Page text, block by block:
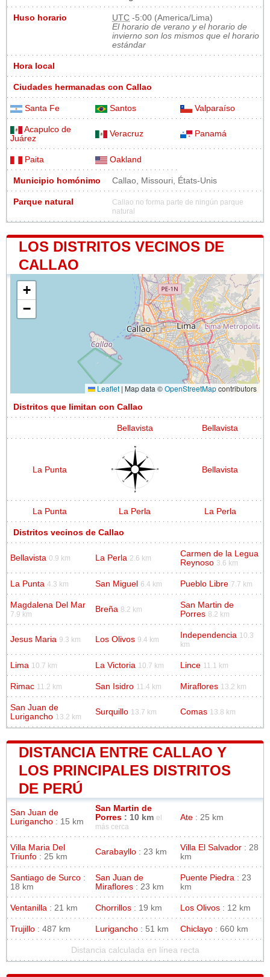
Huso horario UTC -5:00 (America/Lima)
El horario de verano y el horario de
invierno son los mismos que el horario
estándar
Hora local
Ciudades hermanadas con Callao
Santa Fe Santos Valparaíso
Acapulco de
Juárez
Veracruz Panamá
Paita Oakland
Municipio homónimo Callao, Missouri, États-Unis
Parque natural
Callao no forma parte de ningún parque
natural
LOS DISTRITOS VECINOS DE
CALLAO
+
−
Leaflet | Map data ©OpenStreetMapcontributors
Distritos que limitan con Callao
Bellavista Bellavista
La Punta Bellavista
La Punta La Perla La Perla
Distritos vecinos de Callao
Bellavista 0.9 km La Perla 2.6 km
Carmen de la Legua
Reynoso 3.6 km
La Punta 4.3 km San Miguel 6.4 km Pueblo Libre 7.7 km
Magdalena Del Mar
7.9 km
Breña 8.2 km
San Martin de
Porres 8.2 km
Jesus Maria 9.3 km Los Olivos 9.4 km Independencia 10.3
km
Lima 10.7 km La Victoria 10.7 km Lince 11.1 km
Rimac 11.2 km San Isidro 11.4 km Miraflores 13.2 km
San Juan de
Lurigancho 13.2 km
Surquillo 13.7 km Comas 13.8 km
DISTANCIA ENTRE CALLAO Y
LOS PRINCIPALES DISTRITOS
DE PERÚ
San Juan de
Lurigancho : 15 km
San Martin de
Porres : 10 km el
más cerca
Ate : 25 km
Villa Maria Del
Triunfo : 25 km
Carabayllo : 23 km Villa El Salvador : 28
km
Santiago de Surco :
18 km
San Juan de
Miraflores : 23 km
Puente Piedra : 23
km
Ventanilla : 21 km Chorrillos : 19 km Los Olivos : 12 km
Trujillo : 487 km Lurigancho : 51 km Chiclayo : 660 km
Distancia calculada en línea recta